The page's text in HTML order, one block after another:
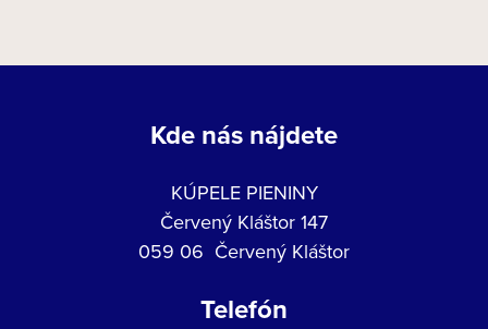
Kde nás nájdete
KÚPELE PIENINY
Červený Kláštor 147
059 06 Červený Kláštor
Telefón